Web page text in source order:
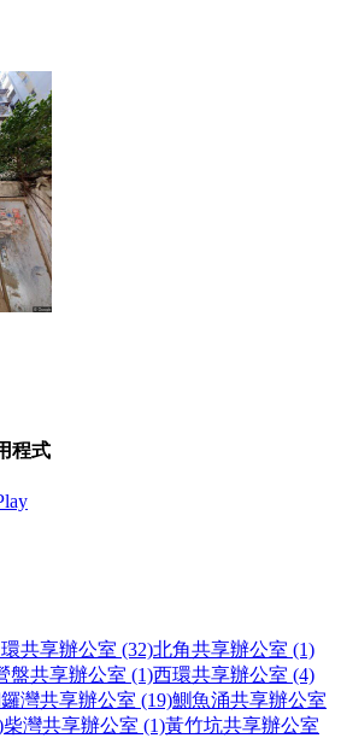
程式
共享辦公室 (32)北角共享辦公室 (1)
盤共享辦公室 (1)西環共享辦公室 (4)
灣共享辦公室 (19)鰂魚涌共享辦公室
柴灣共享辦公室 (1)黃竹坑共享辦公室